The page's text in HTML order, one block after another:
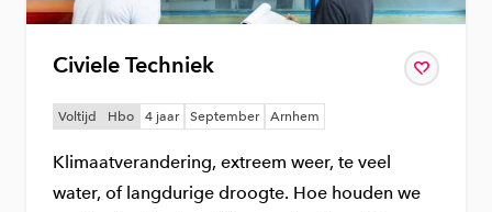
Civiele Techniek Bewaar
aan je
Voltijd Hbo 4 jaar September Arnhem
Klimaatverandering, extreem weer, te veel
water, of langdurige droogte. Hoe houden we